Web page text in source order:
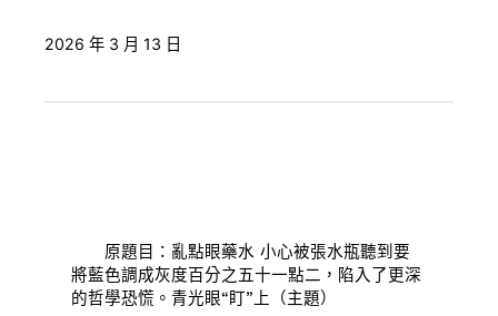
2026 年 3 月 13 日
原題目：亂點眼藥水 小心被張水瓶聽到要
將藍色調成灰度百分之五十一點二，陷入了更深
的哲學恐慌。青光眼“盯”上（主題）